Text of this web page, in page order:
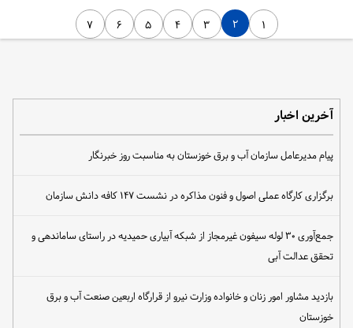
۱ ۲ ۳ ۴ ۵ ۶ ۷
آخرین اخبار
پیام مدیرعامل سازمان آب و برق خوزستان به مناسبت روز خبرنگار
برگزاری کارگاه عملی اصول و فنون مذاکره در نشست ۱۴۷ کافه دانش سازمان
جمع‌آوری ۳۰ لوله سیفون غیرمجاز از شبکه آبیاری حمیدیه در راستای ساماندهی و
تحقق عدالت آبی
بازدید مشاور امور زنان و خانواده وزارت نیرو از قرارگاه اربعین صنعت آب و برق
خوزستان